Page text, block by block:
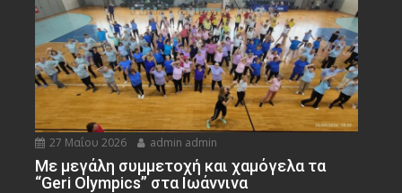
27 Μαΐου 2026 admin admin
Με μεγάλη συμμετοχή και χαμόγελα τα
“Geri Olympics” στα Ιωάννινα